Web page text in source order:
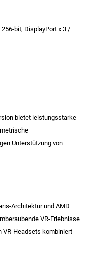
256-bit, DisplayPort x 3 /
bietet leistungsstarke
Unterstützung von
Architektur und AMD
VR-Erlebnisse
VR-Headsets kombiniert